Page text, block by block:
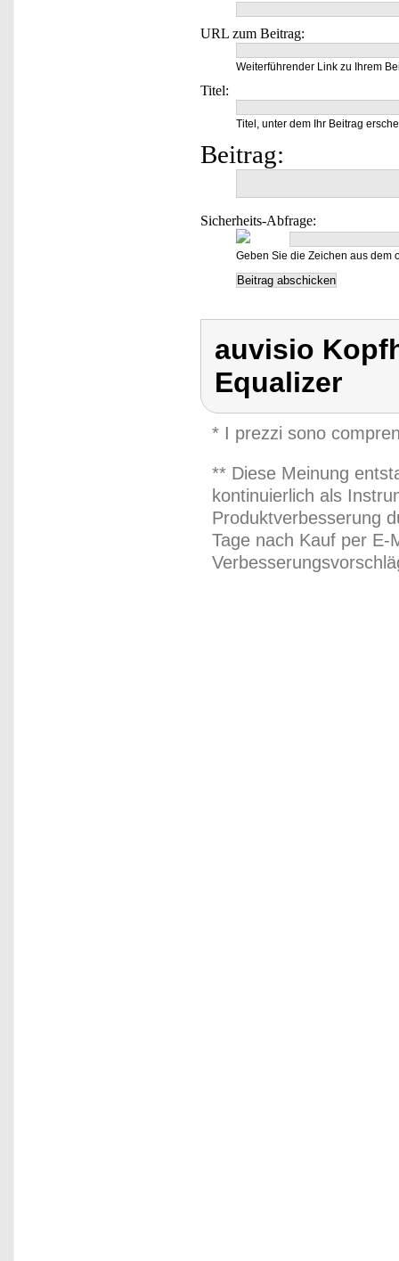
URL zum Beitrag:
Weiterführender Link zu Ihrem
Titel:
Titel, unter dem Ihr Beitrag
Beitrag:
Sicherheits-Abfrage:
Geben Sie die Zeichen aus dem
auvisio
Equalizer
* I prezzi sono
** Diese Meinung
kontinuierlich als
Produktverbesserung
Tage nach Kauf per E-